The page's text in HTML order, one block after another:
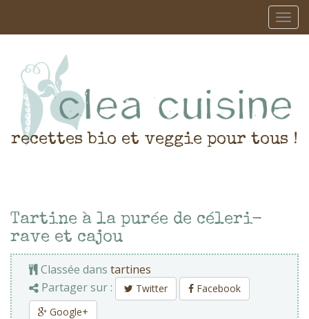
recettes bio et veggie pour tous !
Tartine à la purée de céleri-
rave et cajou
Classée dans tartines
Partager sur :
Twitter
Facebook
Google+